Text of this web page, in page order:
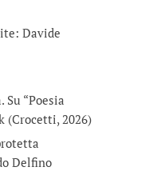
Davide
“Poesia
(Crocetti, 2026)
Delfino